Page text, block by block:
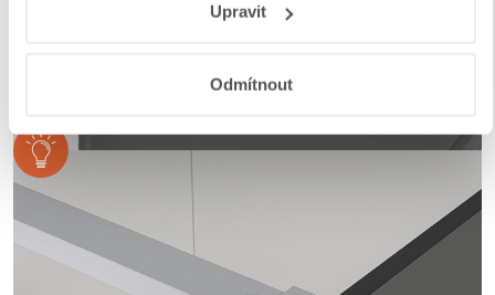
Upravit
Odmítnout